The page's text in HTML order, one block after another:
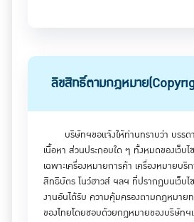
ของ กระบวนการรักษาความปลอดภัยนั้น
"คุกกี้" (cookie) มาใช้เพื่อจัดอันดับข้อมู
ส่วนของข้อมูลที่สามารถ ส่งถึงและติดตั้ง ใ
Cookie นั้นจะได้รับการกำหนดโดยบริษัท
เหล่านี้เพื่อวัดจำนวนผู้ใช้ และปรับปรุงเนื้อ
เพื่อก่อให้เกิดประสิทธิภาพสูงสุดอย่างต่อเ
ศึกษาเพิ่มเติม เกี่ยวกับการใช้ Cookies
นโยบายเกี่ยวกับคุ้กกี้
ลิขสิทธิ์ตามกฎหมาย
บริษัทฯขอแจ้งให้ท่านทราบว่า บรร
เนื้อหา ส่วนประกอบใด ๆ ทั้งหมดของเว็บ
เฉพาะเครื่องหมายการค้า เครื่องหมายบริ
สิทธิบัตร โนว์ฮาวส์ ฯลฯ ที่ปรากฏบนเว็บ
งานอันได้รับ ความคุ้มครองตามกฎหมา
ของไทยโดยชอบด้วยกฎหมายของบริษัทฯ